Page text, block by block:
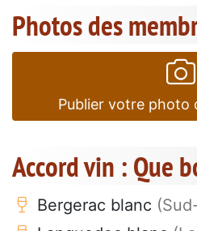
Photos des
Publier votre photo
Accord vin : Que
Bergerac blanc